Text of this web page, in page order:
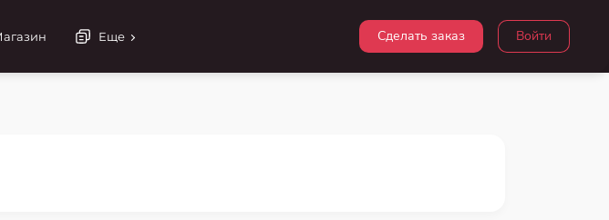
Войти
Сделать заказ
Еще